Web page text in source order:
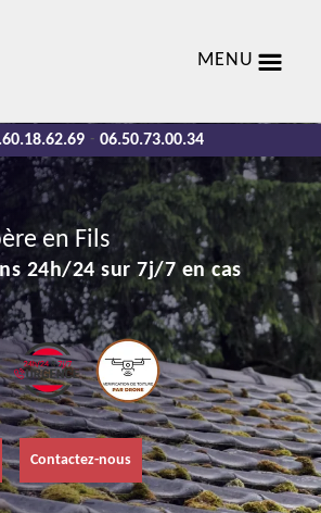
MENU
- 06.50.73.00.34
en Fils
24h/24 sur 7j/7 en cas
Contactez-nous